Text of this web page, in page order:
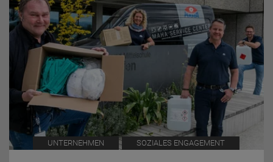
UNTERNEHMEN SOZIALES ENGAGEMENT